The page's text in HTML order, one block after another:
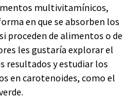
multivitamínicos,
en que se absorben los
proceden de alimentos o de
les gustaría explorar el
resultados y estudiar los
en carotenoides, como el